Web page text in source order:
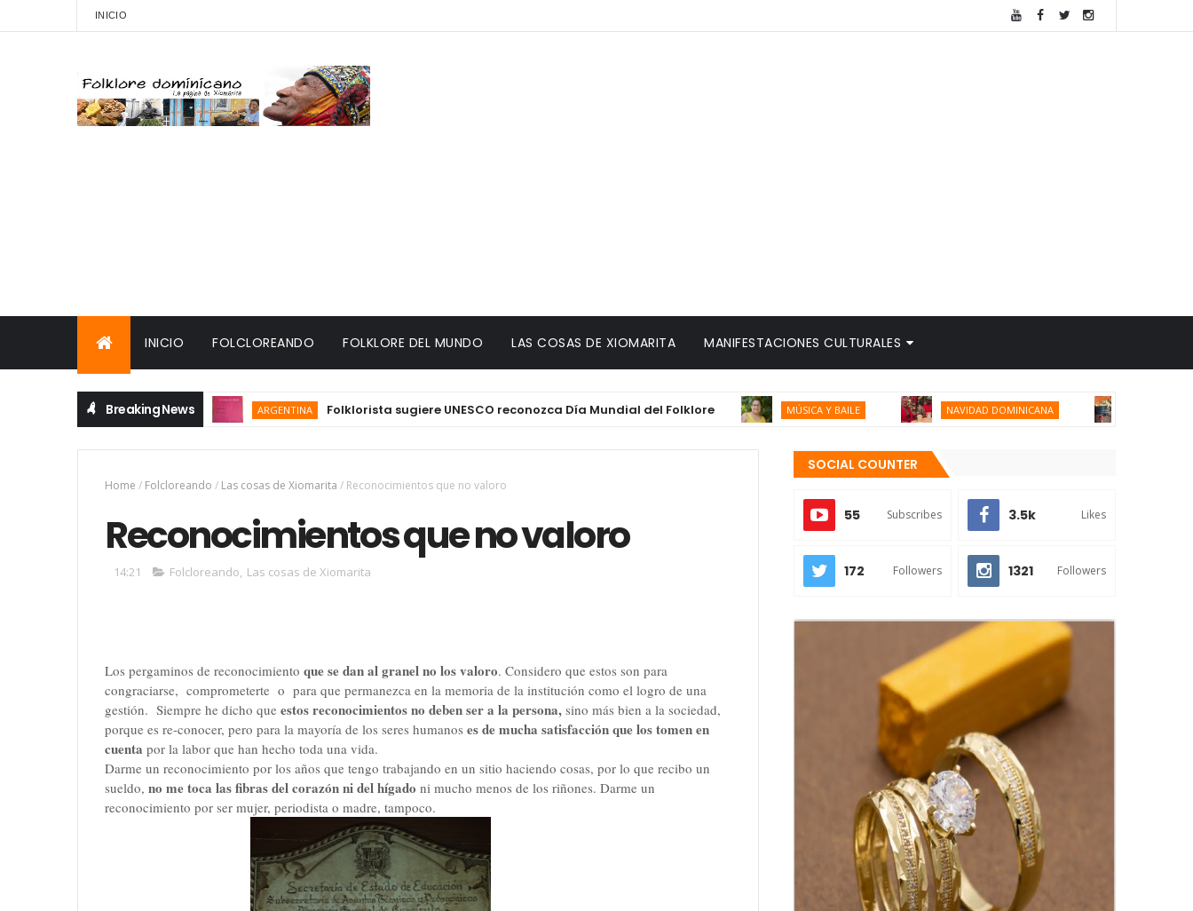
INICIO
INICIO FOLCLOREANDO FOLKLORE DEL MUNDO LAS COSAS DE XIOMARITA MANIFESTACIONES CULTURALES
Breaking News ARGENTINA Folklorista sugiere UNESCO reconozca Día Mundial del Folklore MÚSICA Y BAILE NAVIDAD DOMINICANA EXPRESIONES
Home / Folcloreando / Las cosas de Xiomarita / Reconocimientos que no valoro
Reconocimientos que no valoro
14:21 Folcloreando, Las cosas de Xiomarita
Los pergaminos de reconocimiento que se dan al granel no los valoro. Considero que estos son para
congraciarse, comprometerte o para que permanezca en la memoria de la institución como el logro de una
gestión. Siempre he dicho que estos reconocimientos no deben ser a la persona, sino más bien a la sociedad,
porque es re-conocer, pero para la mayoría de los seres humanos es de mucha satisfacción que los tomen en
cuenta por la labor que han hecho toda una vida.
Darme un reconocimiento por los años que tengo trabajando en un sitio haciendo cosas, por lo que recibo un
sueldo, no me toca las fibras del corazón ni del hígado ni mucho menos de los riñones. Darme un
reconocimiento por ser mujer, periodista o madre, tampoco.
SOCIAL COUNTER
55 Subscribes 3.5k Likes
172 Followers 1321 Followers